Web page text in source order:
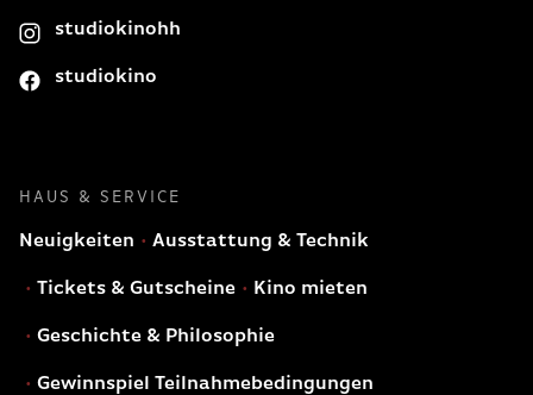
studiokinohh
studiokino
HAUS & SERVICE
Neuigkeiten Ausstattung & Technik
Tickets & Gutscheine Kino mieten
Geschichte & Philosophie
Gewinnspiel Teilnahmebedingungen